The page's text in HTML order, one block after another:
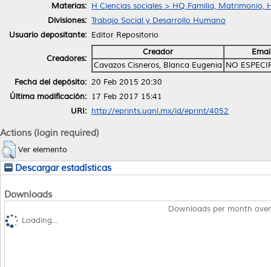
Materias: H Ciencias sociales > HQ Familia, Matrimonio,
Divisiones: Trabajo Social y Desarrollo Humano
Usuario depositante: Editor Repositorio
Creadores:
Creador
Cavazos Cisneros, Blanca Eugenia NO
Fecha del depósito: 20 Feb 2015 20:30
Última modificación: 17 Feb 2017 15:41
URI: http://eprints.uanl.mx/id/eprint/4052
Actions (login required)
Ver elemento
Descargar estadísticas
Downloads
Downloads per month
Loading...